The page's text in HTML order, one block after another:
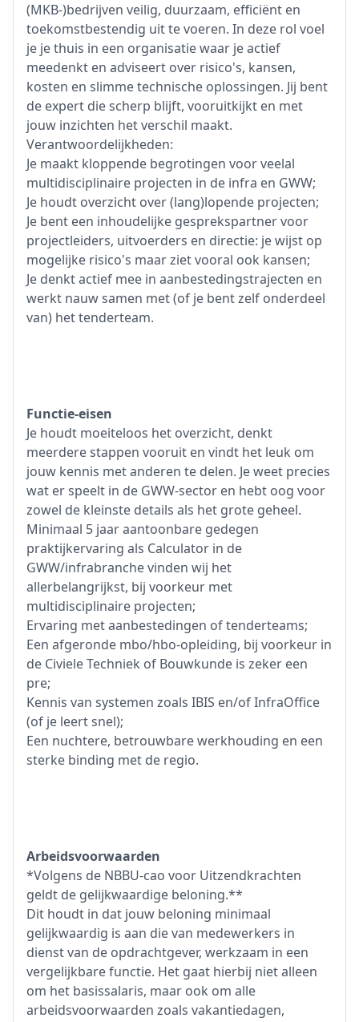
(MKB-)bedrijven veilig, duurzaam, efficiënt en
toekomstbestendig uit te voeren. In deze rol voel
je je thuis in een organisatie waar je actief
meedenkt en adviseert over risico's, kansen,
kosten en slimme technische oplossingen. Jij bent
de expert die scherp blijft, vooruitkijkt en met
jouw inzichten het verschil maakt.
Verantwoordelijkheden:
Je maakt kloppende begrotingen voor veelal
multidisciplinaire projecten in de infra en GWW;
Je houdt overzicht over (lang)lopende projecten;
Je bent een inhoudelijke gesprekspartner voor
projectleiders, uitvoerders en directie: je wijst op
mogelijke risico's maar ziet vooral ook kansen;
Je denkt actief mee in aanbestedingstrajecten en
werkt nauw samen met (of je bent zelf onderdeel
van) het tenderteam.
Functie-eisen
Je houdt moeiteloos het overzicht, denkt
meerdere stappen vooruit en vindt het leuk om
jouw kennis met anderen te delen. Je weet precies
wat er speelt in de GWW-sector en hebt oog voor
zowel de kleinste details als het grote geheel.
Minimaal 5 jaar aantoonbare gedegen
praktijkervaring als Calculator in de
GWW/infrabranche vinden wij het
allerbelangrijkst, bij voorkeur met
multidisciplinaire projecten;
Ervaring met aanbestedingen of tenderteams;
Een afgeronde mbo/hbo-opleiding, bij voorkeur in
de Civiele Techniek of Bouwkunde is zeker een
pre;
Kennis van systemen zoals IBIS en/of InfraOffice
(of je leert snel);
Een nuchtere, betrouwbare werkhouding en een
sterke binding met de regio.
Arbeidsvoorwaarden
*Volgens de NBBU-cao voor Uitzendkrachten
geldt de gelijkwaardige beloning.**
Dit houdt in dat jouw beloning minimaal
gelijkwaardig is aan die van medewerkers in
dienst van de opdrachtgever, werkzaam in een
vergelijkbare functie. Het gaat hierbij niet alleen
om het basissalaris, maar ook om alle
arbeidsvoorwaarden zoals vakantiedagen,